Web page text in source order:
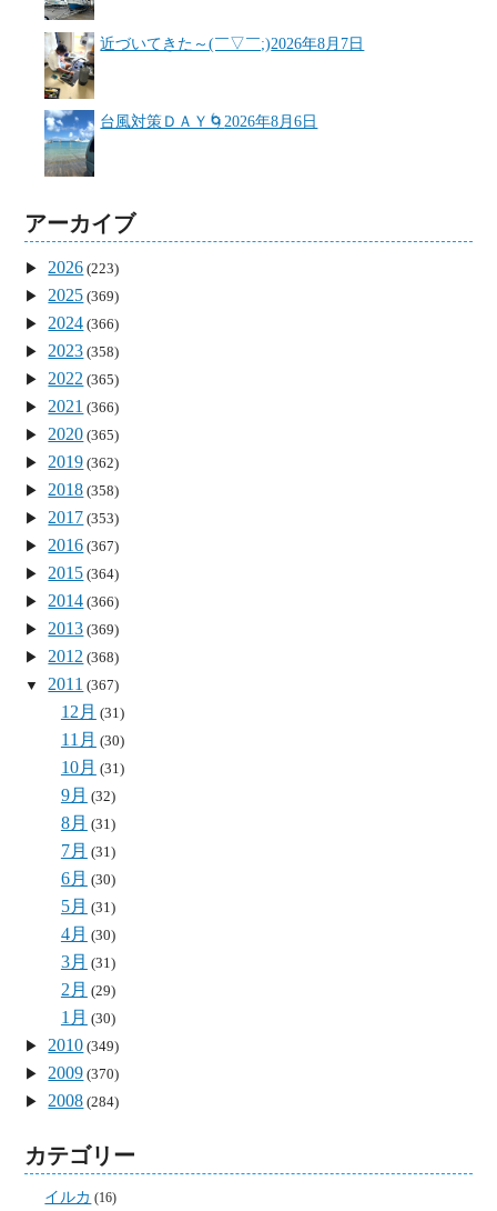
近づいてきた～(￣▽￣;)2026年8月7日
台風対策ＤＡＹ🌀 2026年8月6日
アーカイブ
2026 (223)
2025 (369)
2024 (366)
2023 (358)
2022 (365)
2021 (366)
2020 (365)
2019 (362)
2018 (358)
2017 (353)
2016 (367)
2015 (364)
2014 (366)
2013 (369)
2012 (368)
2011 (367)
12月 (31)
11月 (30)
10月 (31)
9月 (32)
8月 (31)
7月 (31)
6月 (30)
5月 (31)
4月 (30)
3月 (31)
2月 (29)
1月 (30)
2010 (349)
2009 (370)
2008 (284)
カテゴリー
イルカ (16)